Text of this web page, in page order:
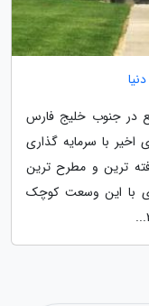
در جنوب خلیج فارس
با سرمایه گذاری
ترین و مطرح ترین
با این وسعت کوچک